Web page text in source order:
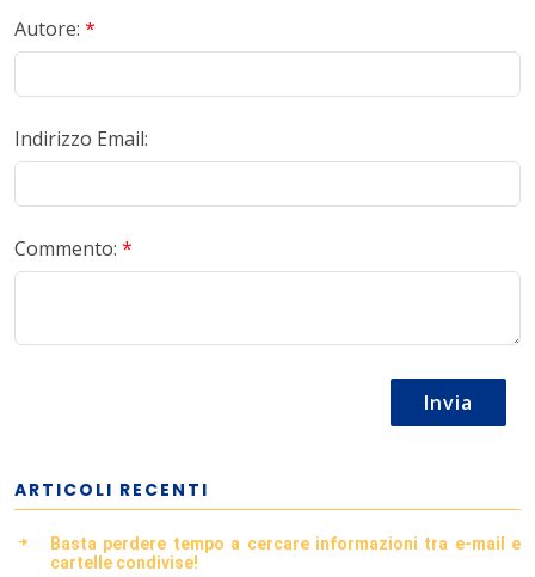
Autore: *
Indirizzo Email:
Commento: *
Invia
ARTICOLI RECENTI
Basta perdere tempo a cercare informazioni tra e-mail e
cartelle condivise!